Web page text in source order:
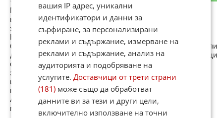
Медицината стана догматична религия на страха, а
ваксините са нейната светена вода. Оздравяването от
заразни болести винаги е вследствие на имунитета.
Например витамин Д, синтезиран в кожата при слънчеви
бани, или от хр. добавки, силно спомага за оздравяване или
дори за незаболяване, но във вида прохормон, две седмици
след приемане. Мярката "останете в къщи", заедно със
забранените паркове, беше една от първите Ковидни
измами. Маскирането също намаляваше осветената част
на лицето...
Ако се анализират и другите мерки, също ще разберете
механизмите на Ковид пандемията.
вашия IP адрес, уникални
идентификатори и данни за
сърфиране, за персонализирани
реклами и съдържание, измерване на
реклами и съдържание, анализ на
аудиторията и подобряване на
услугите.Доставчици от трети страни
(181) може също да обработват
данните ви за тези и други цели,
включително използване на точни